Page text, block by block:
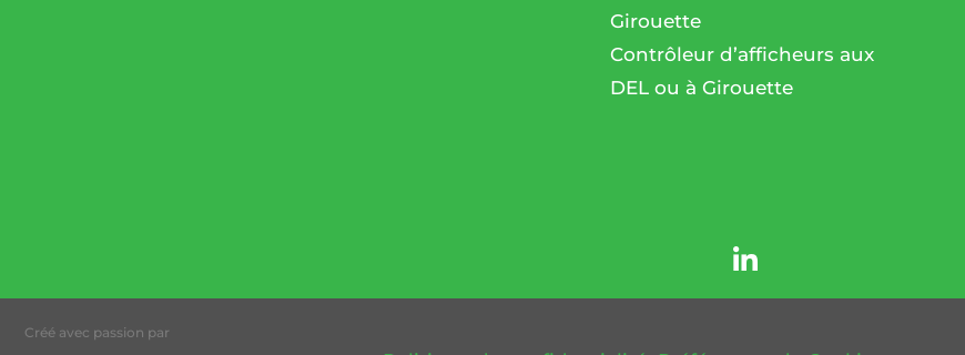
Girouette
Contrôleur d’afficheurs aux
DEL ou à Girouette
Créé avec passion par